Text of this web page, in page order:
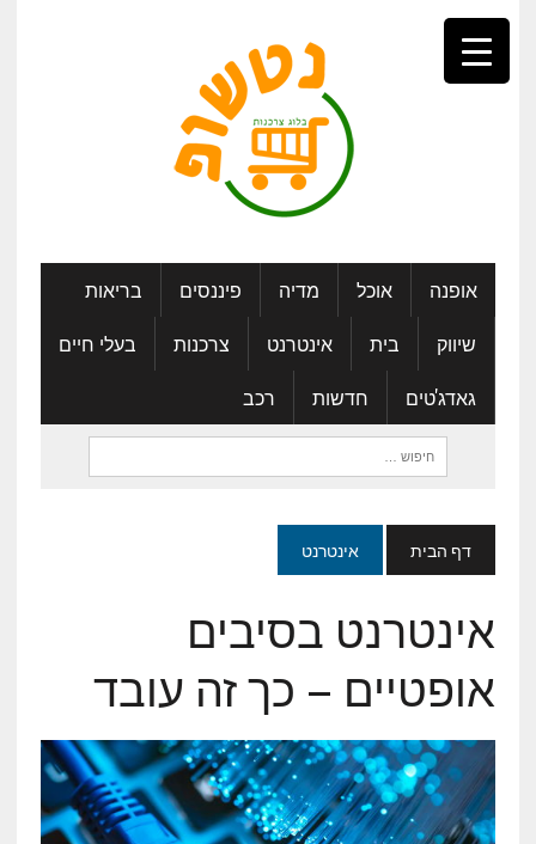
אופנה אוכל מדיה פיננסים
בריאות
שיווק
בית אינטרנט צרכנות
בעלי חיים
גאדג'טים
חדשות
רכב
חיפוש:
דף הבית אינטרנט
אינטרנט בסיבים
אופטיים – כך זה עובד